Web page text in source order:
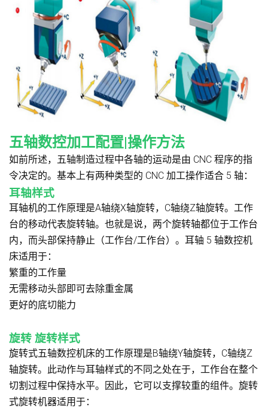
五轴数控加工配置|操作方法
如前所述，五轴制造过程中各轴的运动是由 CNC 程序的指
令决定的。基本上有两种类型的 CNC 加工操作适合 5 轴：
耳轴样式
耳轴机的工作原理是A轴绕X轴旋转，C轴绕Z轴旋转。工作
台的移动代表旋转轴。也就是说，两个旋转轴都位于工作台
内，而头部保持静止（工作台/工作台）。耳轴 5 轴数控机
床适用于：
繁重的工作量
无需移动头部即可去除重金属
更好的底切能力
旋转 旋转样式
旋转式五轴数控机床的工作原理是B轴绕Y轴旋转，C轴绕Z
轴旋转。此动作与耳轴样式的不同之处在于，工作台在整个
切割过程中保持水平。因此，它可以支撑较重的组件。旋转
式旋转机器适用于：